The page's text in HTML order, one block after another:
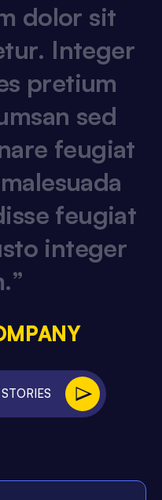
dolor sit
tur. Integer
s pretium
msan sed
are feugiat
malesuada
isse feugiat
sto integer
.”